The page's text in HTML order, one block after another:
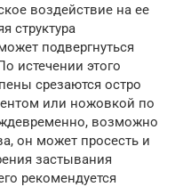
воздействие на ее
структура
подвергнуться
истечении этого
срезаются остро
или ножовкой по
возможно
он может просесть и
застывания
рекомендуется